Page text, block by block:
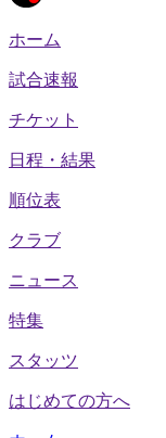
ホーム
試合速報
チケット
日程・結果
順位表
クラブ
ニュース
特集
スタッツ
はじめての方へ